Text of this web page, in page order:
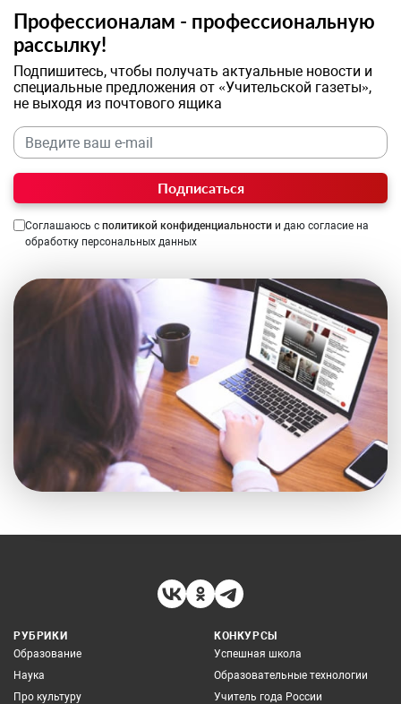
Профессионалам - профессиональную
рассылку!
Подпишитесь, чтобы получать актуальные новости и
специальные предложения от «Учительской газеты»,
не выходя из почтового ящика
Подписаться
Соглашаюсь с политикой конфиденциальности и даю согласие на
обработку персональных данных
РУБРИКИ
Образование
Наука
Про культуру
КОНКУРСЫ
Успешная школа
Образовательные технологии
Учитель года России